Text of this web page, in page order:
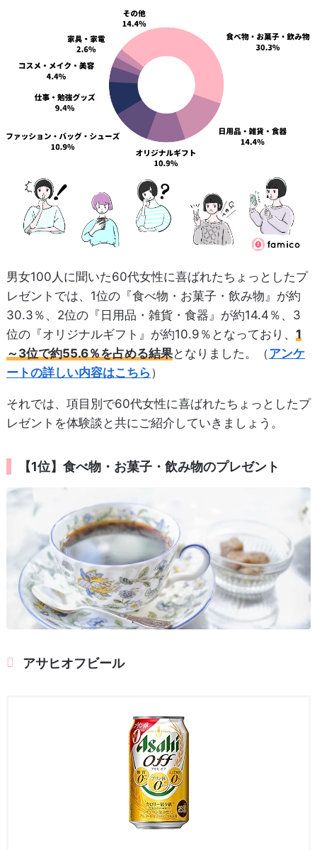
男女100人に聞いた60代女性に喜ばれたちょっとしたプ
レゼントでは、1位の『食べ物・お菓子・飲み物』が約
30.3％、2位の『日用品・雑貨・食器』が約14.4％、3
位の『オリジナルギフト』が約10.9％となっており、 1
～3位で約55.6％を占める結果となりました。（アンケ
ートの詳しい内容はこちら ）
それでは、項目別で60代女性に喜ばれたちょっとしたプ
レゼントを体験談と共にご紹介していきましょう。
【1位】食べ物・お菓子・飲み物のプレゼント
アサヒオフビール